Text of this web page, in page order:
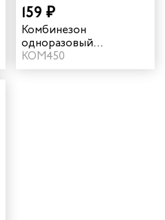
159 ₽
Комбинезон
одноразовый
защитный "Каспер"
цвет белый
КОМ450